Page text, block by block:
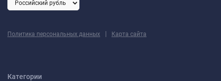
Политика персональных данных | Карта сайта
Категории